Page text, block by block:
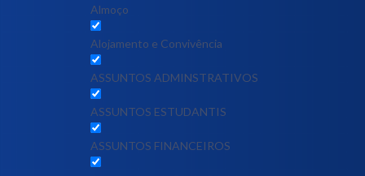
Almoço
Alojamento e Convivência
ASSUNTOS ADMINSTRATIVOS
ASSUNTOS ESTUDANTIS
ASSUNTOS FINANCEIROS